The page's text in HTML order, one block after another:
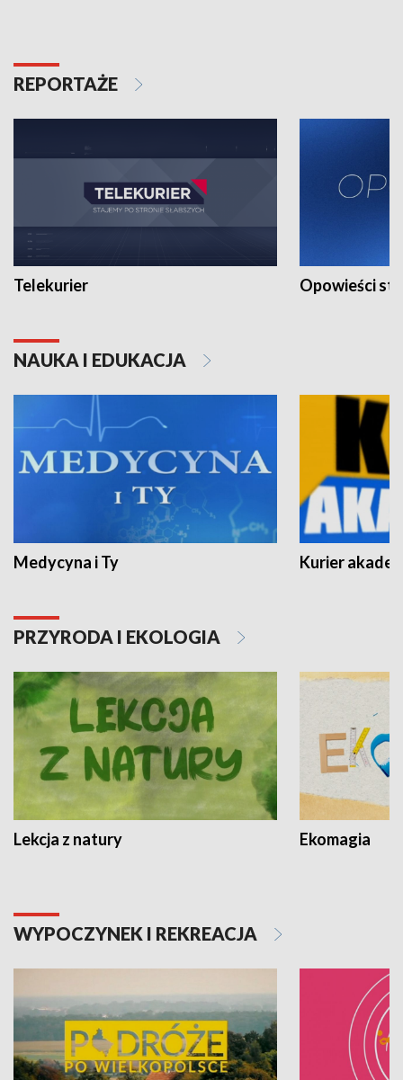
REPORTAŻE
Telekurier Opowieści
NAUKA I EDUKACJA
Medycyna i Ty Kurier
PRZYRODA I EKOLOGIA
Lekcja z natury Ekomagia
WYPOCZYNEK I REKREACJA